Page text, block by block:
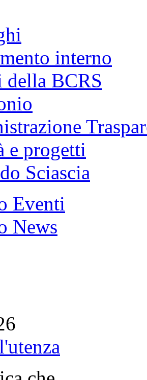
interno
della BCRS
e progetti
Sciascia
Eventi
News